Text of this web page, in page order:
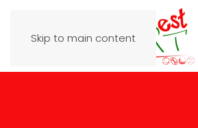
Skip to main content